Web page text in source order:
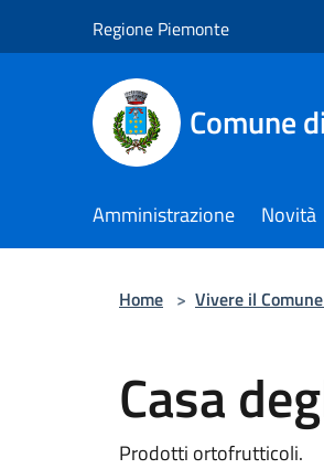
Regione Piemonte
Comune
Amministrazione Novità
Home > Vivere il Comune
Casa
Prodotti ortofrutticoli.